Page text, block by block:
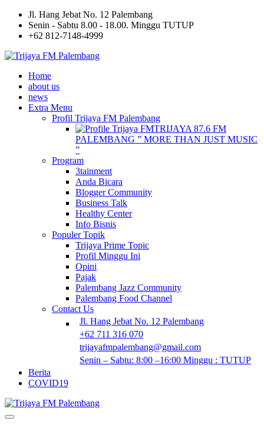
Jl. Hang Jebat No. 12 Palembang
Senin - Sabtu 8.00 - 18.00. Minggu TUTUP
+62 812-7148-4999
Home
about us
news
Extra Menu
Profil Trijaya FM Palembang
TRIJAYA 87.6 FM
PALEMBANG ” MORE THAN JUST MUSIC
”
Program
3tainment
Anda Bicara
Blogger Community
Business Talk
Healthy Center
Info Bisnis
Populer Topik
Trijaya Prime Topic
Profil Minggu Ini
Opini
Pajak
Palembang Jazz Community
Palembang Food Channel
Contact Us
Jl. Hang Jebat No. 12 Palembang
+62 711 316 070
trijayafmpalembang@gmail.com
Senin – Sabtu: 8:00 –16:00 Minggu : TUTUP
Berita
COVID19